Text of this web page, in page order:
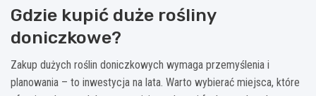
Gdzie kupić duże rośliny
doniczkowe?
Zakup dużych roślin doniczkowych wymaga przemyślenia i
planowania – to inwestycja na lata. Warto wybierać miejsca, które